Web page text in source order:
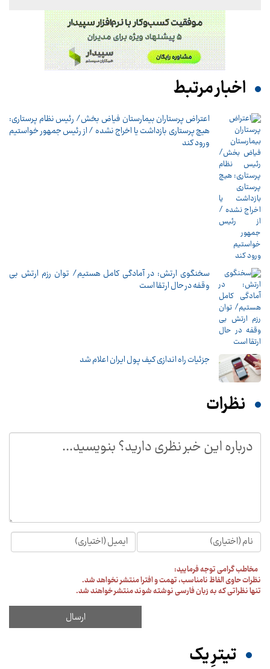
اخبار مرتبط
اعتراض پرستاران بیمارستان فیاض بخش/ رئیس نظام پرستاری:
هیچ پرستاری بازداشت یا اخراج نشده / از رئیس جمهور خواستیم
ورود کند
سخنگوی ارتش: در آمادگی کامل هستیم/ توان رزم ارتش بی
وقفه در حال ارتقا است
جزئیات راه اندازی کیف پول ایران اعلام شد
نظرات
مخاطب گرامی توجه فرمایید:
نظرات حاوی الفاظ نامناسب، تهمت و افترا منتشر نخواهد شد.
تنها نظراتی که به زبان فارسی نوشته شوند منتشر خواهند شد.
تیترِ یک